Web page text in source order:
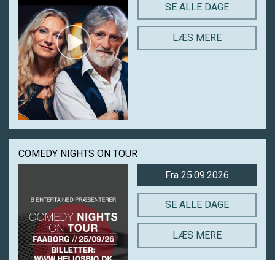
SE ALLE DAGE
LÆS MERE
COMEDY NIGHTS ON TOUR
Fra 25.09.2026
SE ALLE DAGE
LÆS MERE